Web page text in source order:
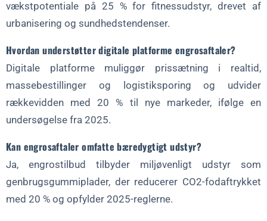
vækstpotentiale på 25 % for fitnessudstyr, drevet af
urbanisering og sundhedstendenser.
Hvordan understøtter digitale platforme engrosaftaler?
Digitale platforme muliggør prissætning i realtid,
massebestillinger og logistiksporing og udvider
rækkevidden med 20 % til nye markeder, ifølge en
undersøgelse fra 2025.
Kan engrosaftaler omfatte bæredygtigt udstyr?
Ja, engrostilbud tilbyder miljøvenligt udstyr som
genbrugsgummiplader, der reducerer CO2-fodaftrykket
med 20 % og opfylder 2025-reglerne.